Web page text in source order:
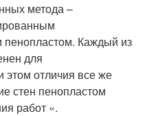
метода –
Каждый из
для
этом отличия все же
стен пенопластом
работ «.